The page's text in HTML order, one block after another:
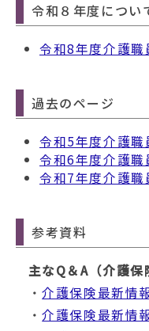
令和８年度につい
令和8年度介護
過去のページ
令和5年度介護
令和6年度介護
令和7年度介護
参考資料
主なQ＆A（介護保
・介護保険最新情
・介護保険最新情